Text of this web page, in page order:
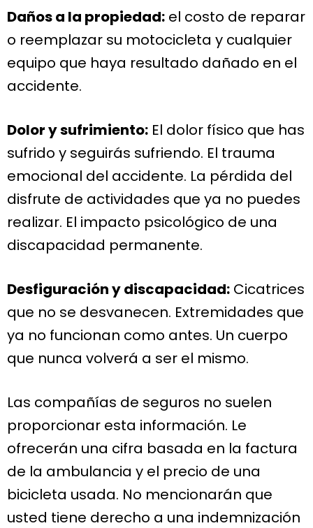
Daños a la propiedad: el costo de reparar
o reemplazar su motocicleta y cualquier
equipo que haya resultado dañado en el
accidente.
Dolor y sufrimiento: El dolor físico que has
sufrido y seguirás sufriendo. El trauma
emocional del accidente. La pérdida del
disfrute de actividades que ya no puedes
realizar. El impacto psicológico de una
discapacidad permanente.
Desfiguración y discapacidad: Cicatrices
que no se desvanecen. Extremidades que
ya no funcionan como antes. Un cuerpo
que nunca volverá a ser el mismo.
Las compañías de seguros no suelen
proporcionar esta información. Le
ofrecerán una cifra basada en la factura
de la ambulancia y el precio de una
bicicleta usada. No mencionarán que
usted tiene derecho a una indemnización